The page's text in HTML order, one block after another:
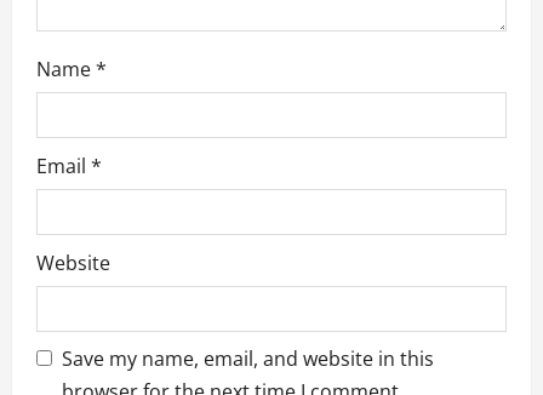
Name*
Email *
Website
Save my name, email, and website in this